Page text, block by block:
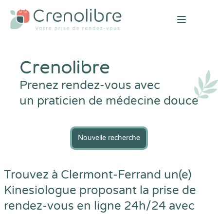
Open
Crenolibre
Prenez rendez-vous avec
un praticien de médecine douce
Nouvelle recherche
Trouvez à Clermont-Ferrand un(e)
Kinesiologue proposant la prise de
rendez-vous en ligne 24h/24 avec